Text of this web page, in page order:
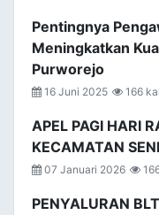
Pentingnya
Meningkatkan
Purworejo
16 Juni 2025 166
APEL PAGI HARI
KECAMATAN
07 Januari 2026
PENYALURAN